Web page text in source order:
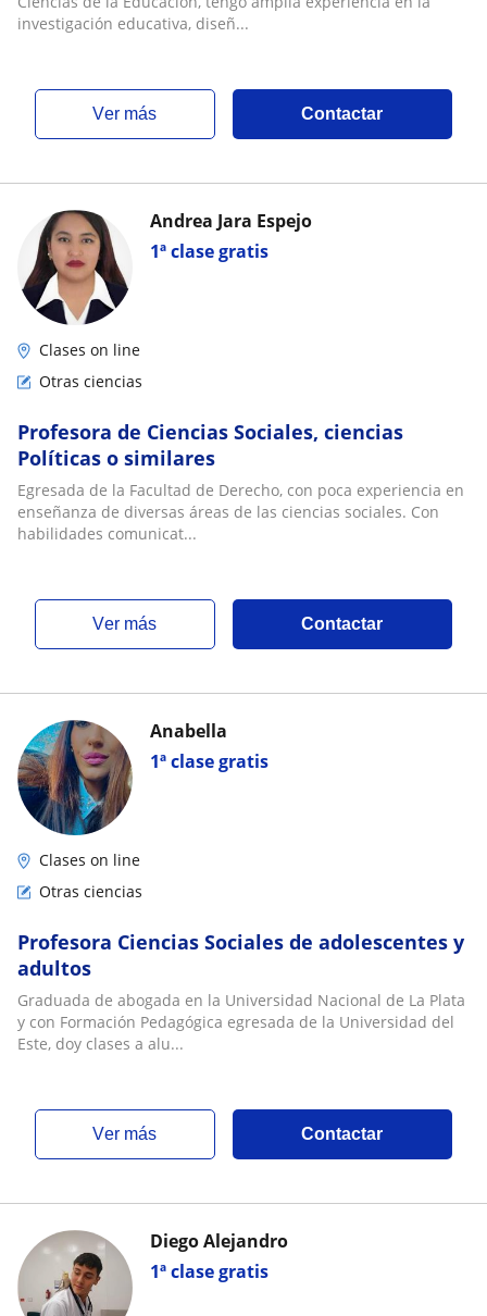
investigación educativa, diseñ...
ver más Contactar
1ª clase gratis
Andrea Jara Espejo
Clases on line
Otras ciencias
Profesora de Ciencias Sociales, ciencias
Políticas o similares
Egresada de la Facultad de Derecho, con poca experiencia en
enseñanza de diversas áreas de las ciencias sociales. Con
habilidades comunicat...
ver más Contactar
1ª clase gratis
Anabella
Clases on line
Otras ciencias
Profesora Ciencias Sociales de adolescentes y
adultos
Graduada de abogada en la Universidad Nacional de La Plata
y con Formación Pedagógica egresada de la Universidad del
Este, doy clases a alu...
ver más Contactar
1ª clase gratis
Diego Alejandro